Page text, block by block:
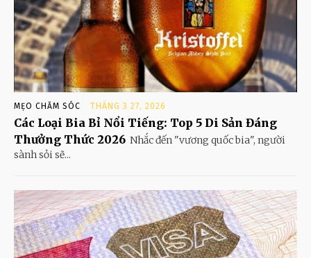
MẸO CHĂM SÓC THÁNG 3 27, 2026
Các Loại Bia Bỉ Nổi Tiếng: Top 5 Di Sản Đáng
Thưởng Thức 2026 Nhắc đến "vương quốc bia", người
sành sỏi sẽ...